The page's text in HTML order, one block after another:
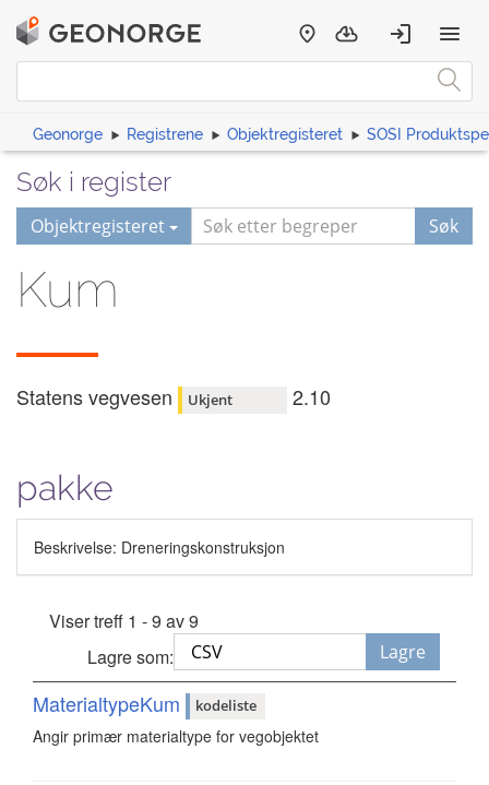
Geonorge Registrene Objektregisteret SOSI
Søk i register
Objektregisteret Søk
Kum
Statens vegvesen Ukjent 2.10
pakke
Beskrivelse: Dreneringskonstruksjon
Viser treff 1 - 9 av 9
Lagre som:
Lagre
MaterialtypeKum kodeliste
Angir primær materialtype for vegobjektet